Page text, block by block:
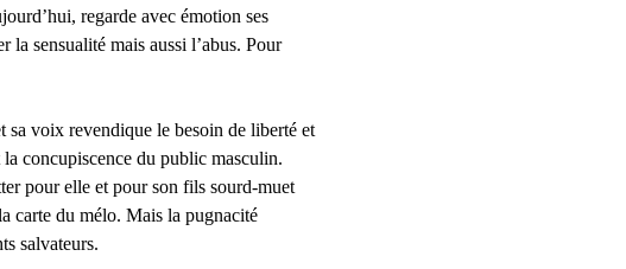
regarde avec émotion ses
la sensualité mais aussi l’abus. Pour
sa voix revendique le besoin de liberté et
concupiscence du public masculin.
pour elle et pour son fils sourd-muet
carte du mélo. Mais la pugnacité
salvateurs.